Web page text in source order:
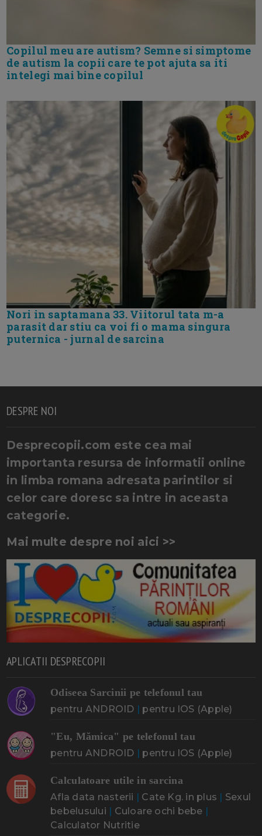
Copilul meu are autism? Semne si simptome
de autism la copii care te pot ajuta sa iti
intelegi mai bine copilul
Nori in saptamana 33. Viitorul tata m-a
parasit dar stiu ca voi fi o mama singura
puternica - jurnal de sarcina
DESPRE NOI
Desprecopii.com este cea mai
importanta resursa de informatii online
in limba romana adresata parintilor si
celor care doresc sa intre in aceasta
categorie.
Mai multe despre noi aici >>
APLICATII DESPRECOPII
Odiseea Sarcinii pe telefonul tau
pentru ANDROID | pentru IOS (Apple)
"Eu, Mămica" pe telefonul tau
pentru ANDROID | pentru IOS (Apple)
Calculatoare utile in sarcina
Afla data nasterii | Cate Kg. in plus | Sexul
bebelusului | Culoare ochi bebe |
Calculator Nutritie